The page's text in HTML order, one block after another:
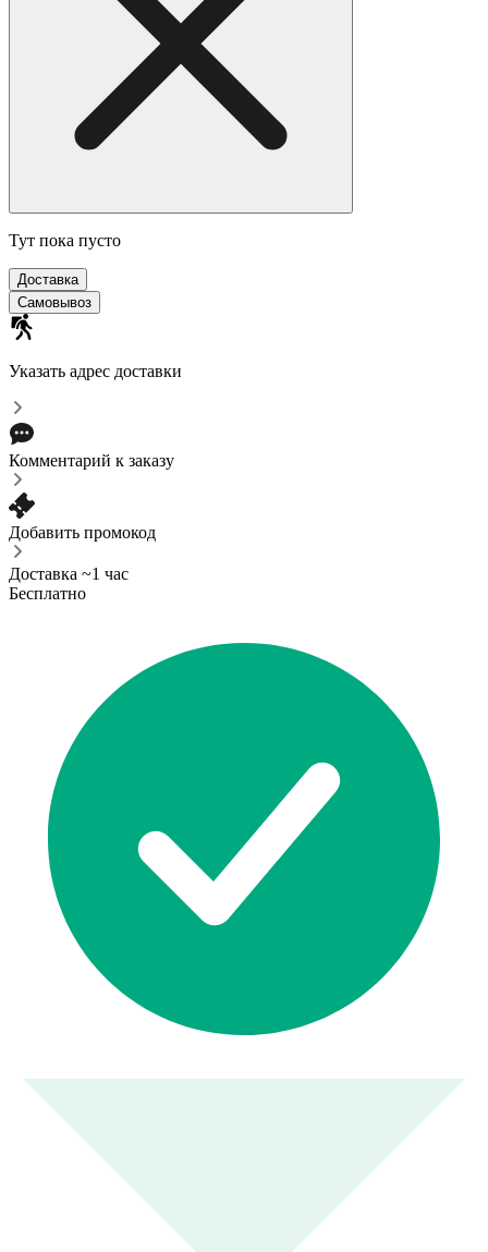
Тут пока пусто
Доставка
Самовывоз
Указать адрес доставки
Комментарий к заказу
Добавить промокод
Доставка ~1 час
Бесплатно